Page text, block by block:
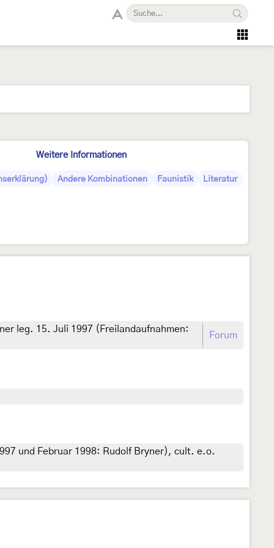
Weitere Informationen
Andere Kombinationen Faunistik Literatur
leg. 15. Juli 1997 (Freilandaufnahmen:
Forum
und Februar 1998: Rudolf Bryner), cult. e.o.